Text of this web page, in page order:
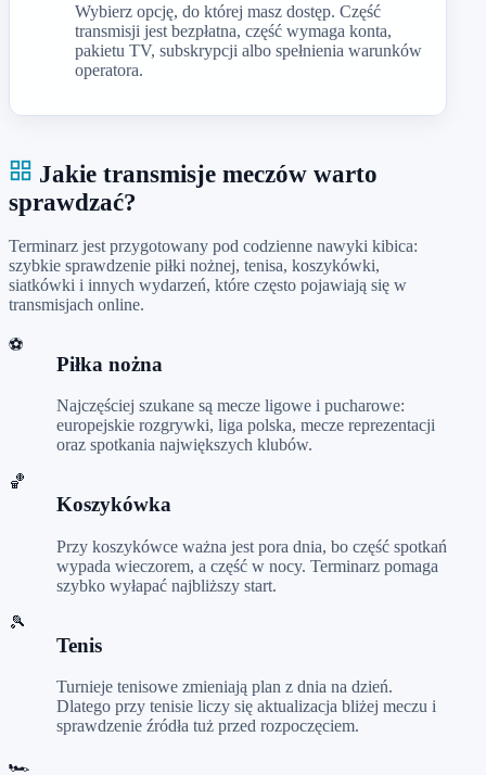
Wybierz opcję, do której masz dostęp. Część
transmisji jest bezpłatna, część wymaga konta,
pakietu TV, subskrypcji albo spełnienia warunków
operatora.
Jakie transmisje meczów warto
sprawdzać?
Terminarz jest przygotowany pod codzienne nawyki kibica:
szybkie sprawdzenie piłki nożnej, tenisa, koszykówki,
siatkówki i innych wydarzeń, które często pojawiają się w
transmisjach online.
⚽
Piłka nożna
Najczęściej szukane są mecze ligowe i pucharowe:
europejskie rozgrywki, liga polska, mecze reprezentacji
oraz spotkania największych klubów.
🏀
Koszykówka
Przy koszykówce ważna jest pora dnia, bo część spotkań
wypada wieczorem, a część w nocy. Terminarz pomaga
szybko wyłapać najbliższy start.
🎾
Tenis
Turnieje tenisowe zmieniają plan z dnia na dzień.
Dlatego przy tenisie liczy się aktualizacja bliżej meczu i
sprawdzenie źródła tuż przed rozpoczęciem.
🏎️